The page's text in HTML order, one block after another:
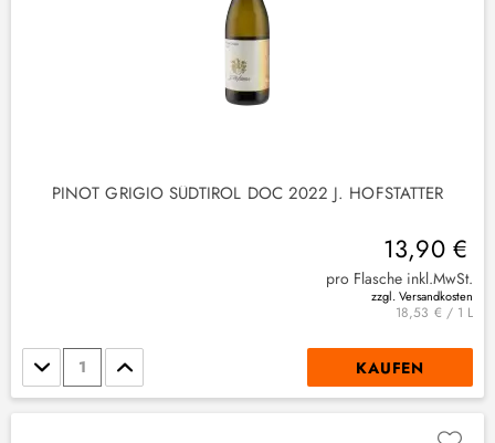
PINOT GRIGIO SÜDTIROL DOC 2022 J. HOFSTÄTTER
13,90 €
pro Flasche inkl.MwSt.
zzgl. Versandkosten
18,53 € / 1 L
Stückzahl KAUFEN